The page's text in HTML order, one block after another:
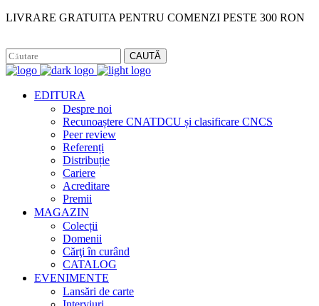
LIVRARE GRATUITA PENTRU COMENZI PESTE 300 RON
CAUTĂ
EDITURA
Despre noi
Recunoaștere CNATDCU și clasificare CNCS
Peer review
Referenți
Distribuție
Cariere
Acreditare
Premii
MAGAZIN
Colecții
Domenii
Cărţi în curând
CATALOG
EVENIMENTE
Lansări de carte